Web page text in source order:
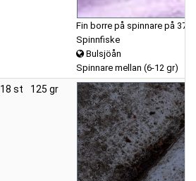
Fin borre på spinnare på
Spinnfiske
Bulsjöån
Spinnare mellan (6-12 gr)
18 st 125 gr